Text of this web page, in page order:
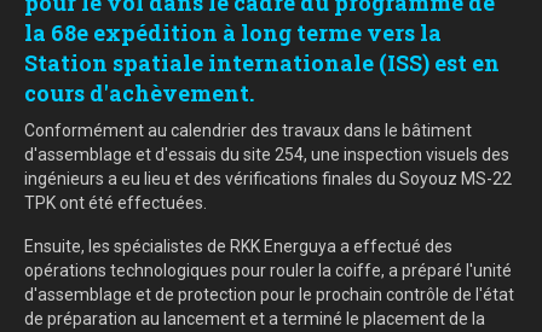
la 68e expédition à long terme vers la
Station spatiale internationale (ISS) est en
cours d'achèvement.
Conformément au calendrier des travaux dans le bâtiment
d'assemblage et d'essais du site 254, une inspection visuels des
ingénieurs a eu lieu et des vérifications finales du Soyouz MS-22
TPK ont été effectuées.
Ensuite, les spécialistes de RKK Energuya a effectué des
opérations technologiques pour rouler la coiffe, a préparé l'unité
d'assemblage et de protection pour le prochain contrôle de l'état
de préparation au lancement et a terminé le placement de la